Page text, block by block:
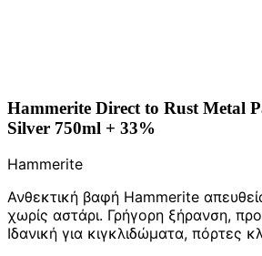
Hammerite Direct to Rust Metal
Silver 750ml + 33%
Hammerite
Ανθεκτική βαφή Hammerite
χωρίς αστάρι. Γρήγορη ξήρανση,
Ιδανική για κιγκλιδώματα, πόρτες